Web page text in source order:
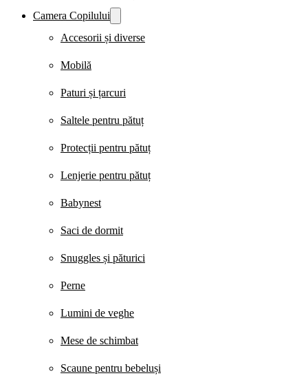
Camera Copilului
Accesorii și diverse
Mobilă
Paturi și țarcuri
Saltele pentru pătuț
Protecții pentru pătuț
Lenjerie pentru pătuț
Babynest
Saci de dormit
Snuggles și păturici
Perne
Lumini de veghe
Mese de schimbat
Scaune pentru bebeluși